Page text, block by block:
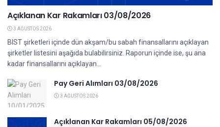
Açıklanan Kar Rakamları 03/08/2026
3 AĞUSTOS 2026
BIST şirketleri içinde dün akşam/bu sabah finansallarını açıklayan
şirketler listesini aşağıda bulabilirsiniz. Raporun içinde ise, şu ana
kadar finansallarını açıklayan...
Pay Geri Alımları 03/08/2026
3 AĞUSTOS 2026
Açıklanan Kar Rakamları 05/08/2026